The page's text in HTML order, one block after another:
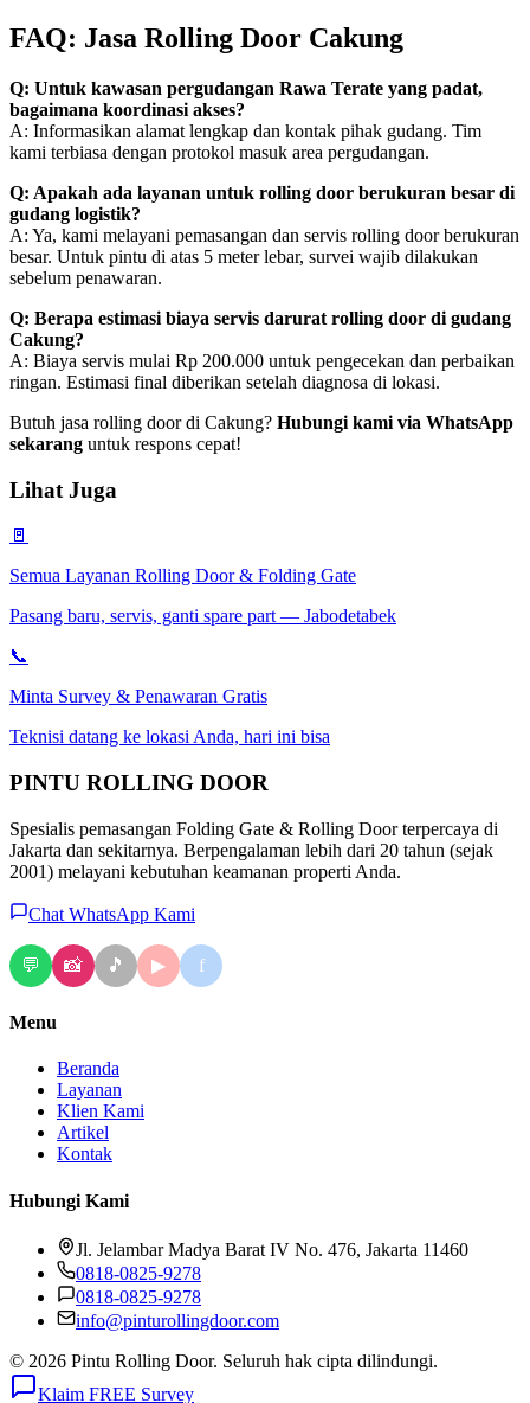
FAQ: Jasa Rolling Door Cakung
Q: Untuk kawasan pergudangan Rawa Terate yang padat,
bagaimana koordinasi akses?
A: Informasikan alamat lengkap dan kontak pihak gudang. Tim
kami terbiasa dengan protokol masuk area pergudangan.
Q: Apakah ada layanan untuk rolling door berukuran besar di
gudang logistik?
A: Ya, kami melayani pemasangan dan servis rolling door berukuran
besar. Untuk pintu di atas 5 meter lebar, survei wajib dilakukan
sebelum penawaran.
Q: Berapa estimasi biaya servis darurat rolling door di gudang
Cakung?
A: Biaya servis mulai Rp 200.000 untuk pengecekan dan perbaikan
ringan. Estimasi final diberikan setelah diagnosa di lokasi.
Butuh jasa rolling door di Cakung? Hubungi kami via WhatsApp
sekarang untuk respons cepat!
Lihat Juga
🚪
Semua Layanan Rolling Door & Folding Gate
Pasang baru, servis, ganti spare part — Jabodetabek
📞
Minta Survey & Penawaran Gratis
Teknisi datang ke lokasi Anda, hari ini bisa
PINTU ROLLING DOOR
Spesialis pemasangan Folding Gate & Rolling Door terpercaya di
Jakarta dan sekitarnya. Berpengalaman lebih dari 20 tahun (sejak
2001) melayani kebutuhan keamanan properti Anda.
Chat WhatsApp Kami
💬 📸 🎵 ▶ f
Menu
Beranda
Layanan
Klien Kami
Artikel
Kontak
Hubungi Kami
Jl. Jelambar Madya Barat IV No. 476, Jakarta 11460
0818-0825-9278
0818-0825-9278
info@pinturollingdoor.com
© 2026 Pintu Rolling Door. Seluruh hak cipta dilindungi.
Klaim FREE Survey